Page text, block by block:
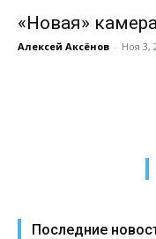
«Новая»
Алексей Аксёнов - Ноя 3,
Последние